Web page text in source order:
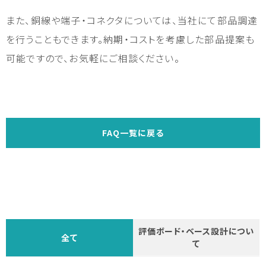
また、銅線や端子・コネクタについては、当社にて部品調達
を行うこともできます。納期・コストを考慮した部品提案も
可能ですので、お気軽にご相談ください。
FAQ一覧に戻る
全て
評価ボード・ベース設計につい
て